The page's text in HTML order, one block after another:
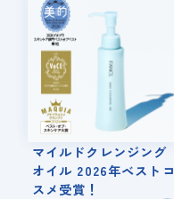
マイルドクレンジング
オイル 2026年ベストコ
スメ受賞！